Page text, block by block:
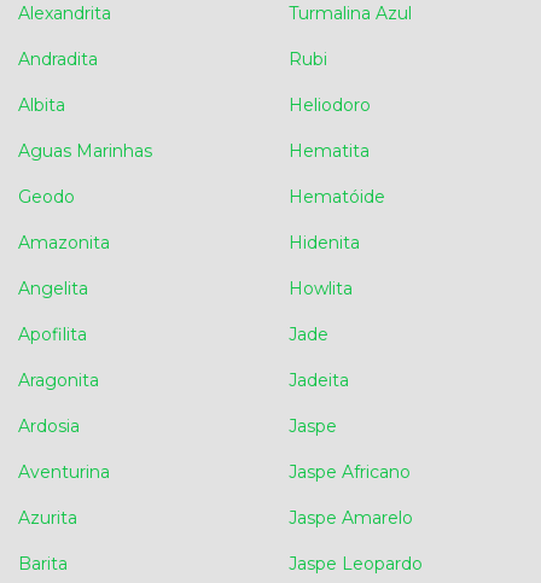
Alexandrita
Andradita
Albita
Aguas Marinhas
Geodo
Amazonita
Angelita
Apofilita
Aragonita
Ardosia
Aventurina
Azurita
Barita
Turmalina Azul
Rubi
Heliodoro
Hematita
Hematóide
Hidenita
Howlita
Jade
Jadeita
Jaspe
Jaspe Africano
Jaspe Amarelo
Jaspe Leopardo